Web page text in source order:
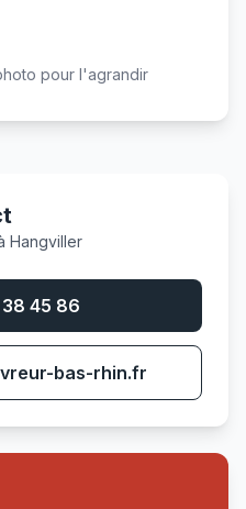
pour l'agrandir
Hangviller
45 86
bas-rhin.fr